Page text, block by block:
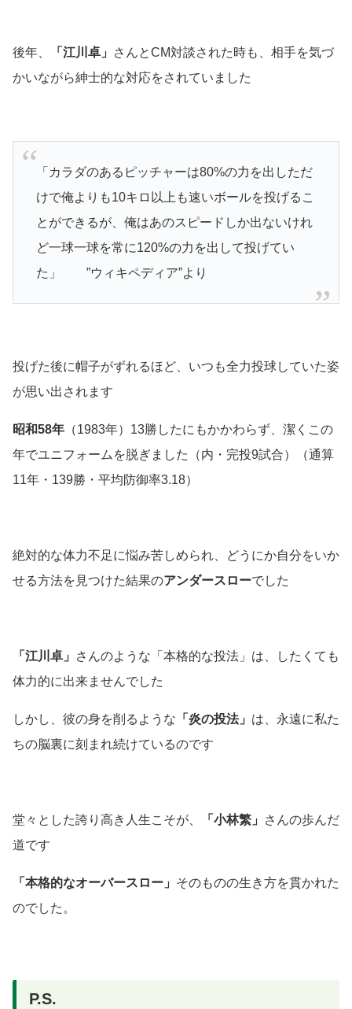
後年、 「江川卓」
さんとCM対談された時も、相手を気づ
かいながら紳士的な対応をされていました
「カラダのあるピッチャーは80%の力を出しただ
けで俺よりも10キロ以上も速いボールを投げるこ
とができるが、俺はあのスピードしか出ないけれ
ど一球一球を常に120%の力を出して投げてい
た」 ”ウィキペディア”より
投げた後に帽子がずれるほど、いつも全力投球していた姿
が思い出されます
昭和58年 （1983年）13勝したにもかかわらず、潔くこの
年でユニフォームを脱ぎました
（内・完投9試合）（通算
11年・139勝・平均防御率3.18）
絶対的な体力不足に悩み苦しめられ、どうにか自分をいか
せる方法を見つけた結果のアンダースローでした
「江川卓」
さんのような「本格的な投法」は、したくても
体力的に出来ませんでした
しかし、彼の身を削るような 「炎の投法」 は、永遠に私た
ちの脳裏に刻まれ続けているのです
堂々とした誇り高き人生こそが、 「小林繁」
さんの歩んだ
道です
「本格的なオーバースロー」 そのものの生き方を貫かれた
のでした。
P.S.